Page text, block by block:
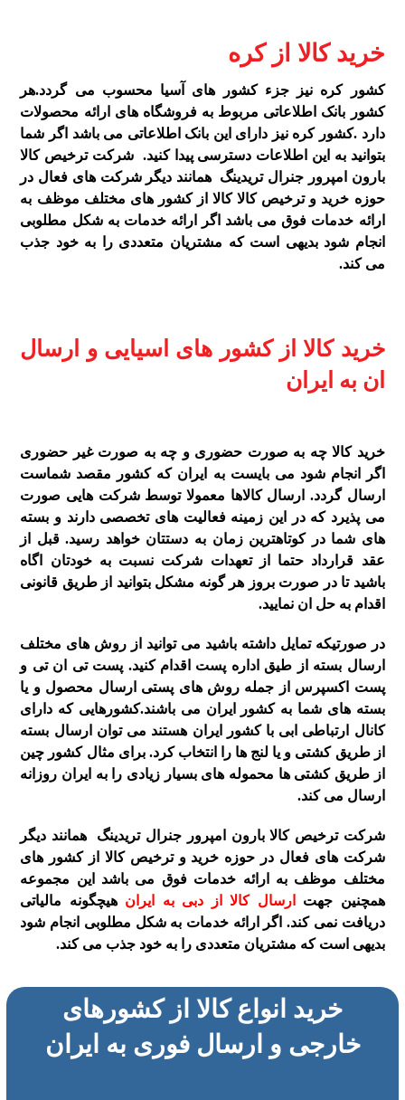
خرید کالا از کره
کشور کره نیز جزء کشور های آسیا محسوب می گردد.هر
کشور بانک اطلاعاتی مربوط به فروشگاه های ارائه محصولات
دارد .کشور کره نیز دارای این بانک اطلاعاتی می باشد اگر شما
بتوانید به این اطلاعات دسترسی پیدا کنید. شرکت ترخیص کالا
بارون امپرور جنرال تریدینگ همانند دیگر شرکت های فعال در
حوزه خرید و ترخیص کالا کالا از کشور های مختلف موظف به
ارائه خدمات فوق می باشد اگر ارائه خدمات به شکل مطلوبی
انجام شود بدیهی است که مشتریان متعددی را به خود جذب
می کند.
خرید کالا از کشور های اسیایی و ارسال
ان به ایران
خرید کالا چه به صورت حضوری و چه به صورت غیر حضوری
اگر انجام شود می بایست به ایران که کشور مقصد شماست
ارسال گردد. ارسال کالاها معمولا توسط شرکت هایی صورت
می پذیرد که در این زمینه فعالیت های تخصصی دارند و بسته
های شما در کوتاهترین زمان به دستتان خواهد رسید. قبل از
عقد قرارداد حتما از تعهدات شرکت نسبت به خودتان اگاه
باشید تا در صورت بروز هر گونه مشکل بتوانید از طریق قانونی
اقدام به حل ان نمایید.
در صورتیکه تمایل داشته باشید می توانید از روش های مختلف
ارسال بسته از طیق اداره پست اقدام کنید. پست تی ان تی و
پست اکسپرس از جمله روش های پستی ارسال محصول و یا
بسته های شما به کشور ایران می باشند.کشورهایی که دارای
کانال ارتباطی ابی با کشور ایران هستند می توان ارسال بسته
از طریق کشتی و یا لنج ها را انتخاب کرد. برای مثال کشور چین
از طریق کشتی ها محموله های بسیار زیادی را به ایران روزانه
ارسال می کند.
شرکت ترخیص کالا بارون امپرور جنرال تریدینگ همانند دیگر
شرکت های فعال در حوزه خرید و ترخیص کالا از کشور های
مختلف موظف به ارائه خدمات فوق می باشد این مجموعه
همچنین جهت
ارسال کالا از دبی به ایران هیچگونه مالیاتی
دریافت نمی کند. اگر ارائه خدمات به شکل مطلوبی انجام شود
بدیهی است که مشتریان متعددی را به خود جذب می کند.
خرید انواع کالا از کشورهای
خارجی و ارسال فوری به ایران